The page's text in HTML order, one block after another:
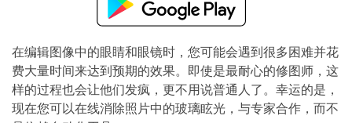
在编辑图像中的眼睛和眼镜时，您可能会遇到很多困难并花
费大量时间来达到预期的效果。即使是最耐心的修图师，这
样的过程也会让他们发疯，更不用说普通人了。幸运的是，
现在您可以在线消除照片中的玻璃眩光，与专家合作，而不